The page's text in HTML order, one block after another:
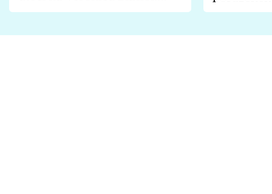
Proč je podle nich falešná a
fanoušci